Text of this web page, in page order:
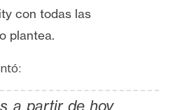
con todas las
plantea.